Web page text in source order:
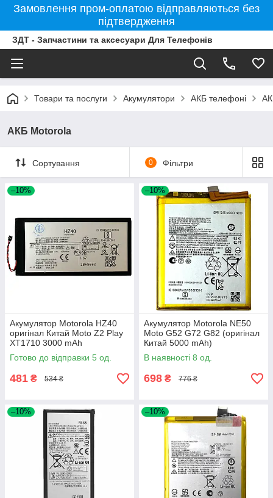
Замовлення пром-оплатою відправляються без
підтвердження
ЗДТ - Запчастини та аксесуари Для Телефонів
Товари та послуги Акумулятори АКБ телефоні
АКБ Motorola
Сортування 0 Фільтри
–10%
Акумулятор Motorola HZ40
оригінал Китай Moto Z2 Play
XT1710 3000 mAh
Готово до відправки 5 од.
481 ₴ 534 ₴
–10%
Акумулятор Motorola NE50
Moto G52 G72 G82 (оригінал
Китай 5000 mAh)
В наявності 8 од.
698 ₴ 776 ₴
–10% –10%